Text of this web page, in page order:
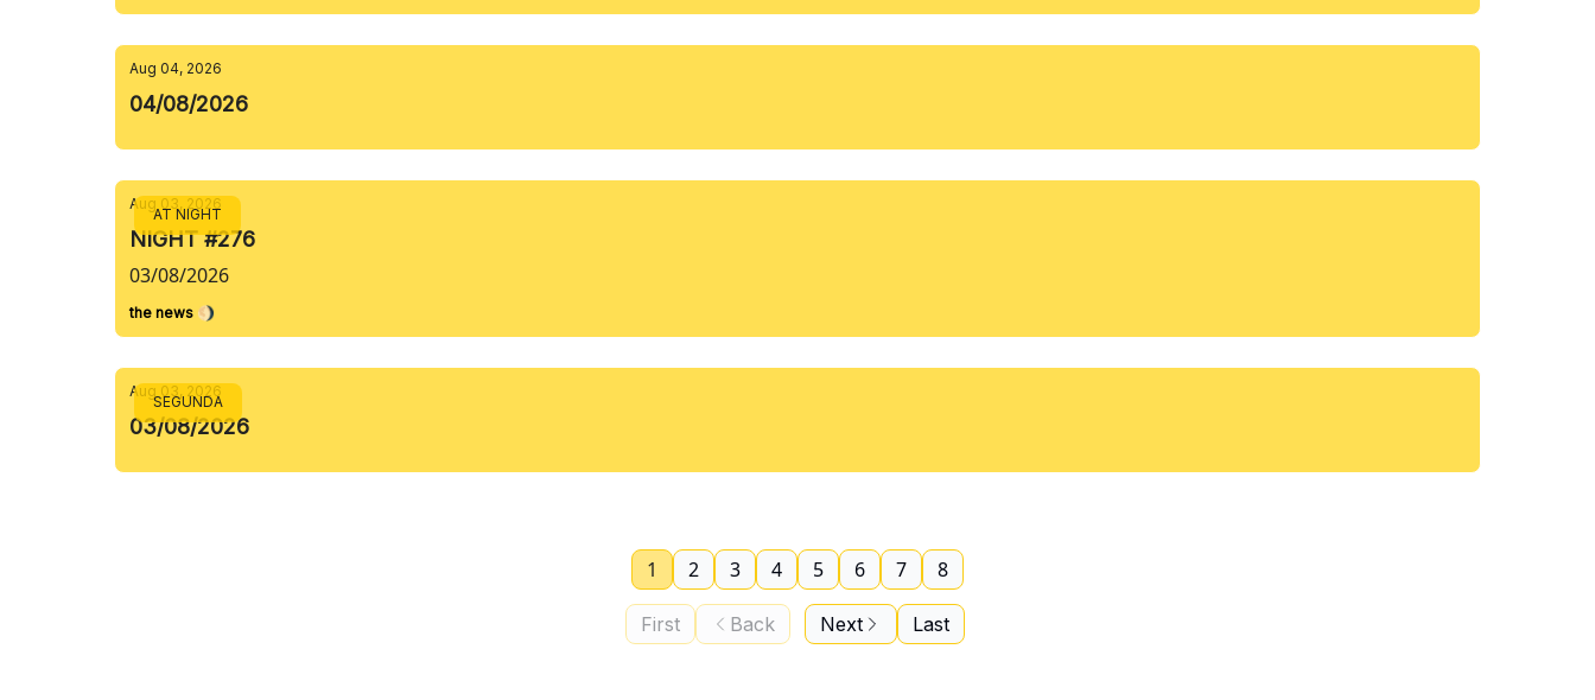
Aug 04, 2026
04/08/2026
AT NIGHT
Aug 03, 2026
NIGHT #276
03/08/2026
the news 🌖
SEGUNDA
Aug 03, 2026
03/08/2026
First Back
1 2 3 4 5 6 7 8
Next Last